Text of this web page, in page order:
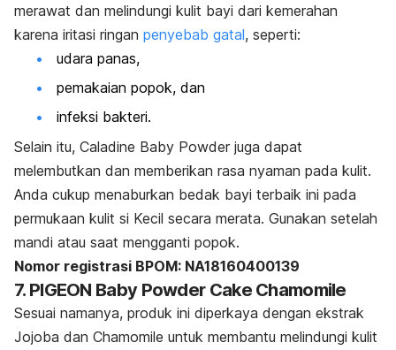
merawat dan melindungi kulit bayi dari kemerahan
karena iritasi ringan penyebab gatal, seperti:
udara panas,
pemakaian popok, dan
infeksi bakteri.
Selain itu, Caladine Baby Powder juga dapat
melembutkan dan memberikan rasa nyaman pada kulit.
Anda cukup menaburkan bedak bayi terbaik ini pada
permukaan kulit si Kecil secara merata. Gunakan setelah
mandi atau saat mengganti popok.
Nomor registrasi BPOM: NA18160400139
7. PIGEON Baby Powder Cake Chamomile
Sesuai namanya, produk ini diperkaya dengan ekstrak
Jojoba dan Chamomile untuk membantu melindungi kulit